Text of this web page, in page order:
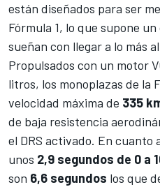
están diseñados para ser
Fórmula 1, lo que supone
sueñan con llegar a lo más
Propulsados con un motor
litros, los monoplazas de la
velocidad máxima de 335
de baja resistencia
el DRS activado. En cuanto
unos 2,9 segundos de 0 a
son 6,6 segundos los que